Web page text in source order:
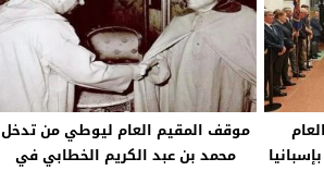
موقف المقيم العام ليوطي من تدخل
محمد بن عبد الكريم الخطابي في